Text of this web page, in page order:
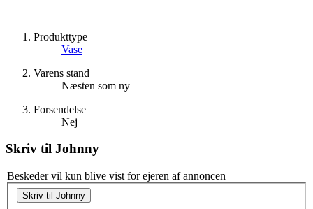
Produkttype
Vase
Varens stand
Næsten som ny
Forsendelse
Nej
Skriv til Johnny
Beskeder vil kun blive vist for ejeren af annoncen
Skriv til Johnny